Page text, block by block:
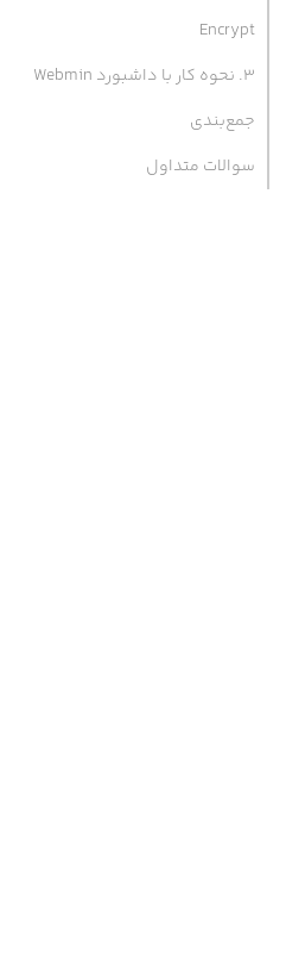
Encrypt
۳. نحوه کار با داشبورد Webmin
جمع‌بندی
سوالات متداول